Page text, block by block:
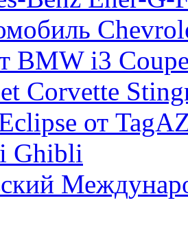
BMW i3
Corvette
от
Ghibli